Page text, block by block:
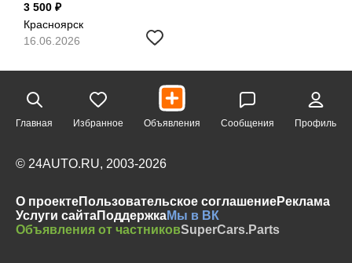
3 500
Красноярск
16.06.2026
Главная Избранное Объявления Сообщения Профиль
© 24AUTO.RU, 2003-2026
О проектеПользовательское соглашениеРеклама
Услуги сайтаПоддержкаМы в ВК
Объявления от частниковSuperCars.Parts